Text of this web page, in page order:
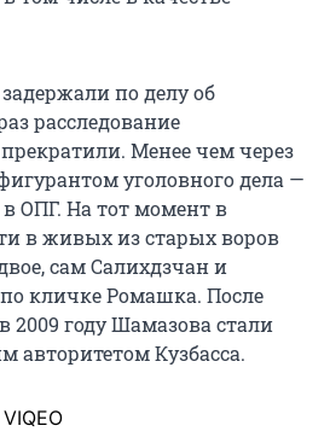
по делу об
расследование
Менее чем через
уголовного дела —
в ОПГ. На тот момент в
в живых из старых воров
сам Салихдзчан и
кличке Ромашка. После
2009 году Шамазова стали
авторитетом Кузбасса.